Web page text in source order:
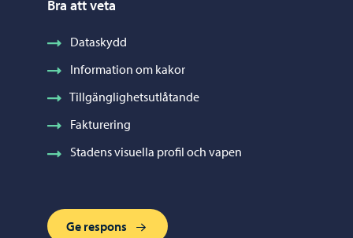
Bra att veta
Dataskydd
Information om kakor
Tillgänglighetsutlåtande
Fakturering
Stadens visuella profil och vapen
Ge respons